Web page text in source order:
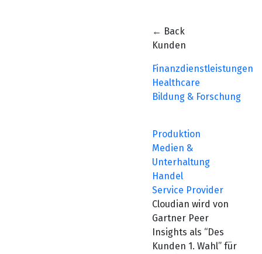
← Back
Kunden
Finanzdienstleistungen
Healthcare
Bildung & Forschung
Produktion
Medien &
Unterhaltung
Handel
Service Provider
Cloudian wird von
Gartner Peer
Insights als “Des
Kunden 1. Wahl” für